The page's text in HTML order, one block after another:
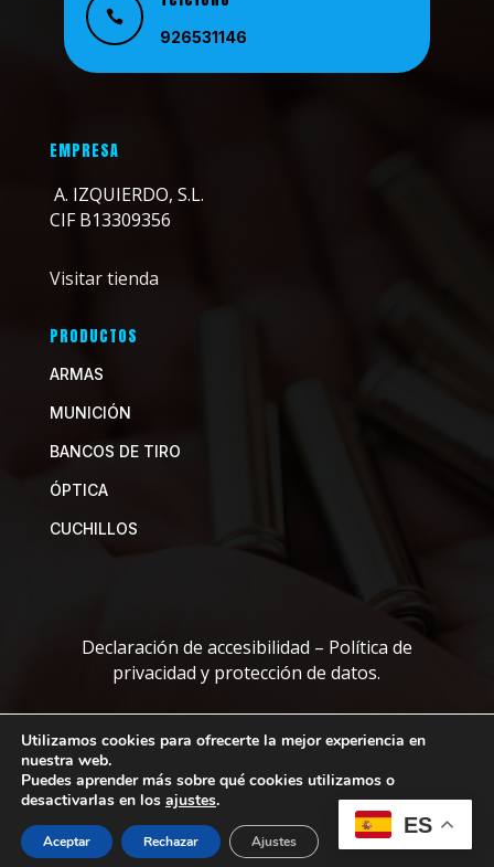

926531146
EMPRESA
A. IZQUIERDO, S.L.
CIF B13309356
Visitar tienda
PRODUCTOS
ARMAS
MUNICIÓN
BANCOS DE TIRO
ÓPTICA
CUCHILLOS
Declaración de accesibilidad – Política de
privacidad y protección de datos.
Copyright © 2026 a-izquierdo. Todos los derechos
reservados.
ES
Utilizamos cookies para ofrecerte la mejor experiencia en
nuestra web.
Puedes aprender más sobre qué cookies utilizamos o
desactivarlas en los ajustes.
Aceptar Rechazar Ajustes